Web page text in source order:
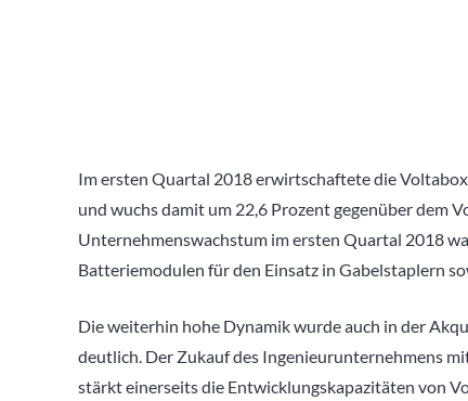
Im ersten Quartal 2018 erwirtschaftete die
und wuchs damit um 22,6 Prozent gegenüber dem
Unternehmenswachstum im ersten Quartal 2018
Batteriemodulen für den Einsatz in Gabelstaplern
Die weiterhin hohe Dynamik wurde auch in der
deutlich. Der Zukauf des Ingenieurunternehmens
stärkt einerseits die Entwicklungskapazitäten von